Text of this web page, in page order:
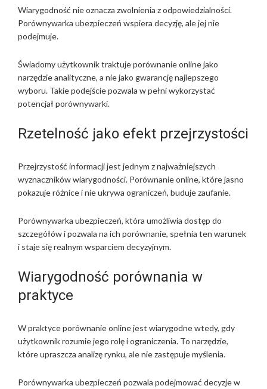
Wiarygodność nie oznacza zwolnienia z odpowiedzialności.
Porównywarka ubezpieczeń wspiera decyzję, ale jej nie
podejmuje.
Świadomy użytkownik traktuje porównanie online jako
narzędzie analityczne, a nie jako gwarancję najlepszego
wyboru. Takie podejście pozwala w pełni wykorzystać
potencjał porównywarki.
Rzetelność jako efekt przejrzystości
Przejrzystość informacji jest jednym z najważniejszych
wyznaczników wiarygodności. Porównanie online, które jasno
pokazuje różnice i nie ukrywa ograniczeń, buduje zaufanie.
Porównywarka ubezpieczeń, która umożliwia dostęp do
szczegółów i pozwala na ich porównanie, spełnia ten warunek
i staje się realnym wsparciem decyzyjnym.
Wiarygodność porównania w
praktyce
W praktyce porównanie online jest wiarygodne wtedy, gdy
użytkownik rozumie jego rolę i ograniczenia. To narzędzie,
które upraszcza analizę rynku, ale nie zastępuje myślenia.
Porównywarka ubezpieczeń pozwala podejmować decyzje w